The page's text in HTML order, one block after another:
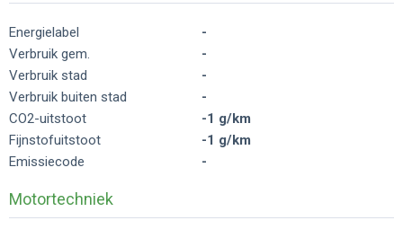
Energielabel
-
Verbruik gem.
-
Verbruik stad
-
Verbruik buiten stad
-
CO2-uitstoot
-1 g/km
Fijnstofuitstoot
-1 g/km
Emissiecode
-
Motortechniek